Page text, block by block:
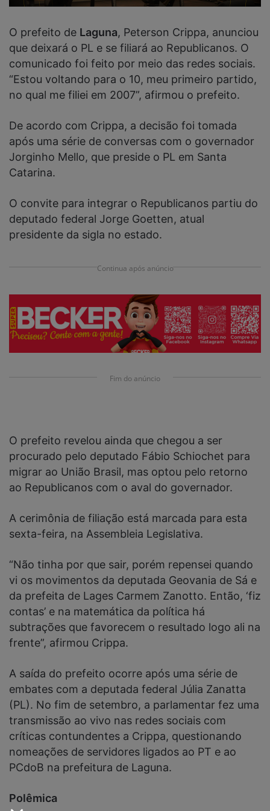
O prefeito de Laguna, Peterson Crippa, anunciou
que deixará o PL e se filiará ao Republicanos. O
comunicado foi feito por meio das redes sociais.
“Estou voltando para o 10, meu primeiro partido,
no qual me filiei em 2007”, afirmou o prefeito.
De acordo com Crippa, a decisão foi tomada
após uma série de conversas com o governador
Jorginho Mello, que preside o PL em Santa
Catarina.
O convite para integrar o Republicanos partiu do
deputado federal Jorge Goetten, atual
presidente da sigla no estado.
Continua após anúncio
Fim do anúncio
O prefeito revelou ainda que chegou a ser
procurado pelo deputado Fábio Schiochet para
migrar ao União Brasil, mas optou pelo retorno
ao Republicanos com o aval do governador.
A cerimônia de filiação está marcada para esta
sexta-feira, na Assembleia Legislativa.
“Não tinha por que sair, porém repensei quando
vi os movimentos da deputada Geovania de Sá e
da prefeita de Lages Carmem Zanotto. Então, ‘fiz
contas’ e na matemática da política há
subtrações que favorecem o resultado logo ali na
frente”, afirmou Crippa.
A saída do prefeito ocorre após uma série de
embates com a deputada federal Júlia Zanatta
(PL). No fim de setembro, a parlamentar fez uma
transmissão ao vivo nas redes sociais com
críticas contundentes a Crippa, questionando
nomeações de servidores ligados ao PT e ao
PCdoB na prefeitura de Laguna.
Polêmica